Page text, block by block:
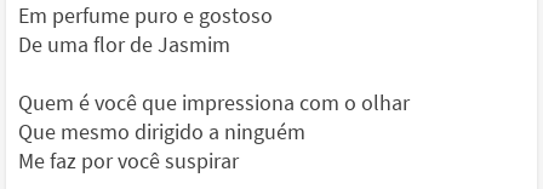
Em perfume puro e gostoso
De uma flor de Jasmim
Quem é você que impressiona com o olhar
Que mesmo dirigido a ninguém
Me faz por você suspirar